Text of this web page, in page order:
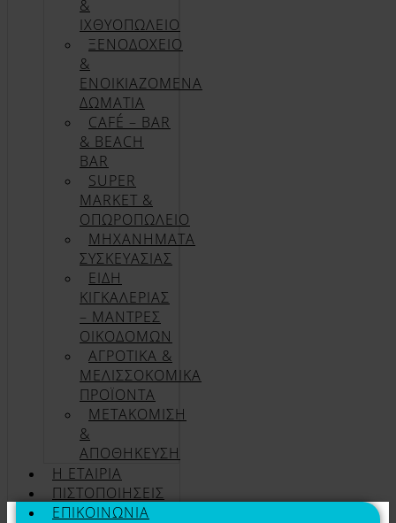
&
ΙΧΘΥΟΠΩΛΕΙΟ
ΞΕΝΟΔΟΧΕΙΟ
&
ΕΝΟΙΚΙΑΖΟΜΕΝΑ
ΔΩΜΑΤΙΑ
CAFÉ – BAR
& BEACH
BAR
SUPER
MARKET &
ΟΠΩΡΟΠΩΛΕΙΟ
ΜΗΧΑΝΗΜΑΤΑ
ΣΥΣΚΕΥΑΣΙΑΣ
ΕΙΔΗ
ΚΙΓΚΑΛΕΡΙΑΣ
– ΜΑΝΤΡΕΣ
ΟΙΚΟΔΟΜΩΝ
ΑΓΡΟΤΙΚΑ &
ΜΕΛΙΣΣΟΚΟΜΙΚΑ
ΠΡΟΪΟΝΤΑ
ΜΕΤΑΚΟΜΙΣΗ
&
ΑΠΟΘΗΚΕΥΣΗ
Η ΕΤΑΙΡΊΑ
ΠΙΣΤΟΠΟΙΉΣΕΙΣ
ΕΠΙΚΟΙΝΩΝΊΑ